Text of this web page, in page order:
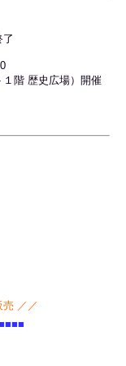
了
階 歴史広場） 開催
／ ／
■■■